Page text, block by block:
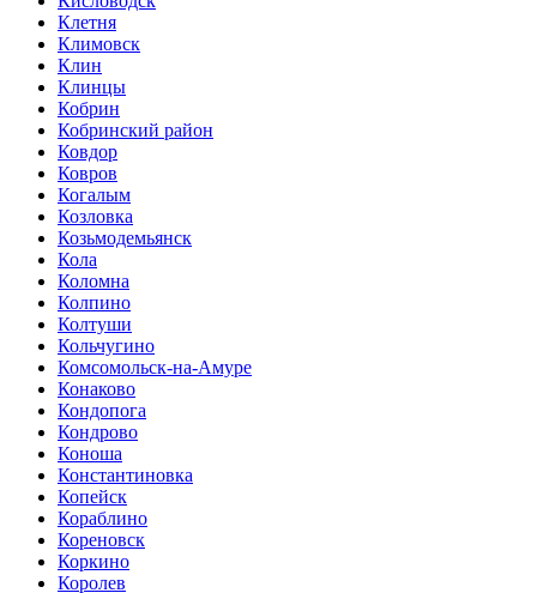
Клетня
Климовск
Клин
Клинцы
Кобрин
Кобринский район
Ковдор
Ковров
Когалым
Козловка
Козьмодемьянск
Кола
Коломна
Колпино
Колтуши
Кольчугино
Комсомольск-на-Амуре
Конаково
Кондопога
Кондрово
Коноша
Константиновка
Копейск
Кораблино
Кореновск
Коркино
Королев